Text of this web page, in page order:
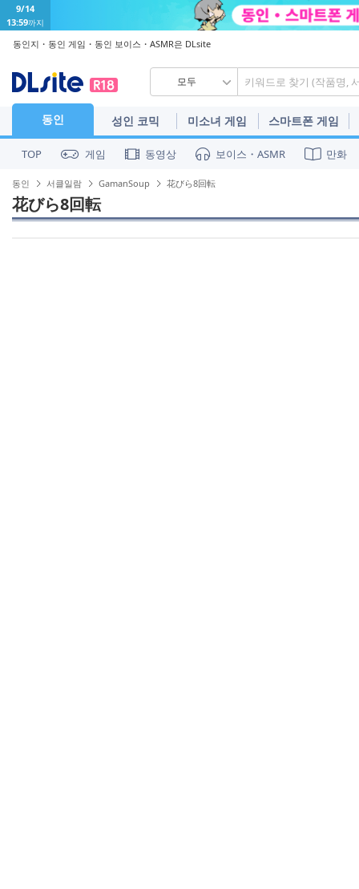
9/14
13:59까지
동인지・동인 게임・동인 보이스・ASMR은 DLsite
모두
동인 성인 코믹 미소녀 게임 스마트폰 게임
TOP 게임 동영상 보이스・ASMR 만화
동인 서클일람 GamanSoup 花びら8回転
花びら8回転